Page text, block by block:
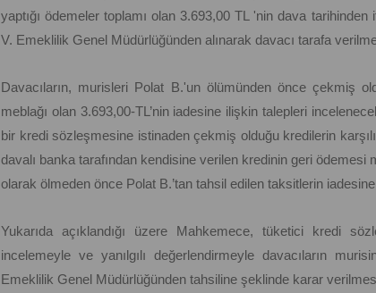
yaptığı ödemeler toplamı olan 3.693,00 TL 'nin dava
V. Emeklilik Genel Müdürlüğünden alınarak davacı tarafa
Davacıların, murisleri Polat B.'un ölümünden önce çekmiş
meblağı olan 3.693,00-TL’nin iadesine ilişkin talepleri
bir kredi sözleşmesine istinaden çekmiş olduğu kredilerin
davalı banka tarafından kendisine verilen kredinin geri
olarak ölmeden önce Polat B.’tan tahsil edilen taksitlerin
Yukarıda açıklandığı üzere Mahkemece, tüketici kredi
incelemeyle ve yanılgılı değerlendirmeyle davacıların
Emeklilik Genel Müdürlüğünden tahsiline şeklinde karar